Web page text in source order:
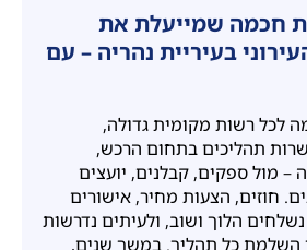
חכמה שמייעלת את
בעיריית נהריה – עם
לכל רשות מקומית גדולה,
תהליכים בתחום הרכש,
– מול ספקים, קבלנים, יועצים
חוזים, הצעות מחיר, אישורים
הלוך ושוב, ולעיתים נדרשות
השלמת כל תהליך. במשך שנים,